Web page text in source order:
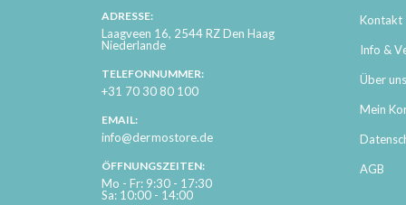
ADRESSE:
Laagveen 16, 2544 RZ Den Haag
Niederlande
TELEFONNUMMER:
+31 70 30 80 100
EMAIL:
info@dermostore.de
ÖFFNUNGSZEITEN:
Mo - Fr: 9:30 - 17:30
Sa: 10:00 - 14:00
Kontakt
Info &
Über uns
Mein
AGB